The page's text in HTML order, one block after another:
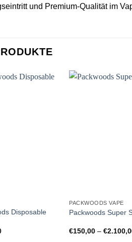
und Premium-Qualität im
Disposable
Preisspanne:
PACKWOODS VAPE
Packwoods Super
€150,00 –€